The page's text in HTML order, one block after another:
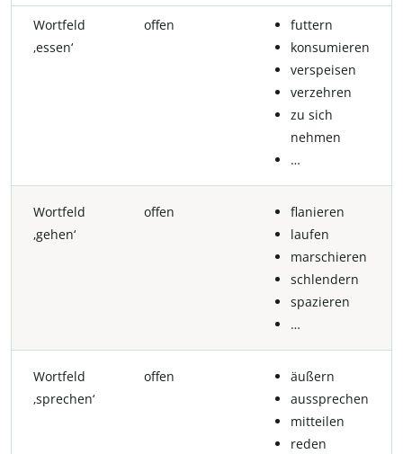
Wortfeld
‚essen‘
offen
futtern
konsumieren
verspeisen
verzehren
zu sich
nehmen
…
Wortfeld
‚gehen‘
offen
flanieren
laufen
marschieren
schlendern
spazieren
…
Wortfeld
‚sprechen‘
offen
äußern
aussprechen
mitteilen
reden